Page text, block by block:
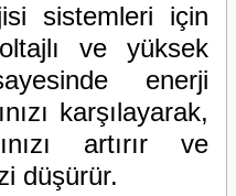
sistemleri için
ve yüksek
enerji
karşılayarak,
artırır ve
düşürür.